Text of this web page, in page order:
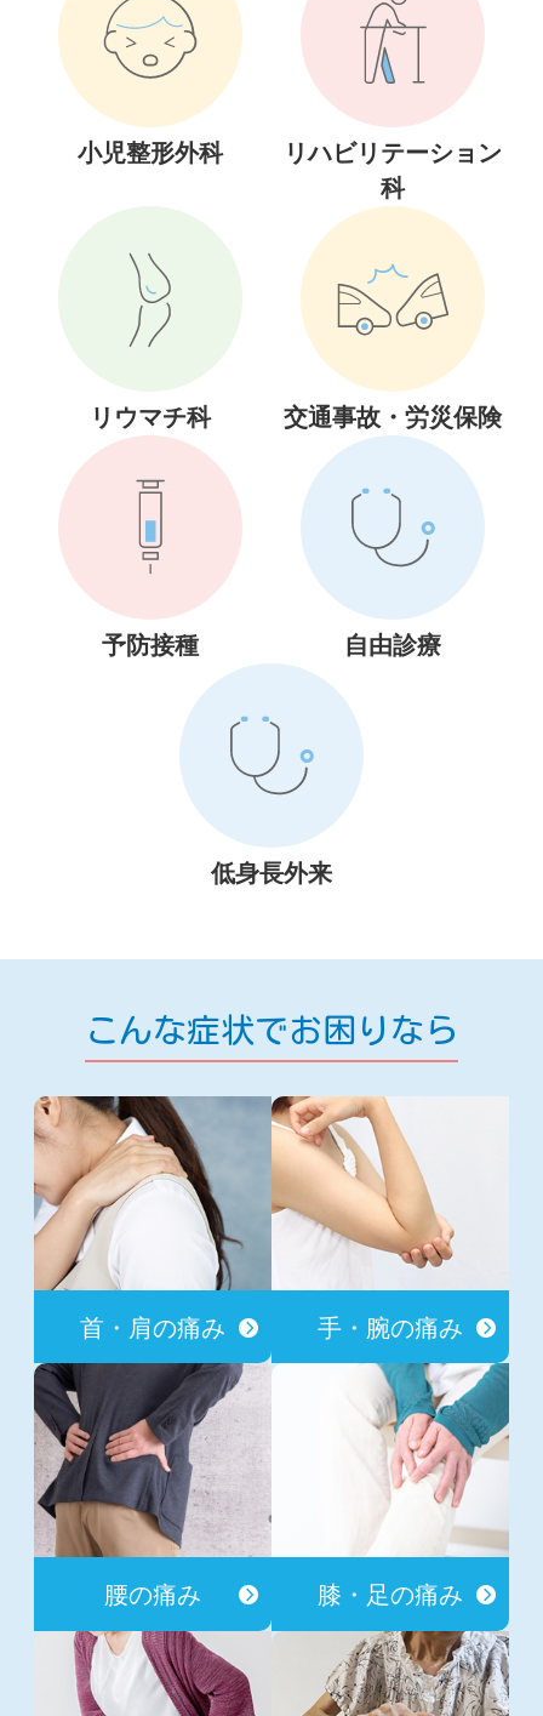
小児整形外科
リハビリテーション
科
リウマチ科 交通事故・労災保険
予防接種 自由診療
低身長外来
こんな症状でお困りなら
首・肩の痛み 手・腕の痛み
腰の痛み 膝・足の痛み